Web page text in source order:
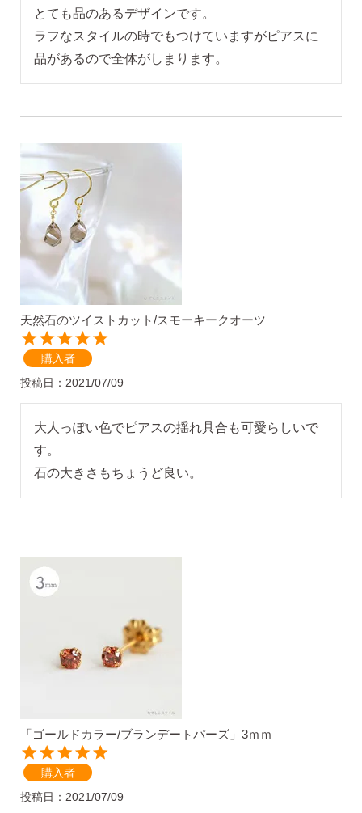
揺れるスタッドピアス
揺れるフックピアス
バックキャッチ
ピアスチャーム
予備の替えキャッチ・ケア用品
全ての商品を見る
ピアスの大きさで選ぶ
色で選ぶ
誕生石で選ぶ
とても品のあるデザインです。
ラフなスタイルの時でもつけていますがピアスに
品があるので全体がしまります。
天然石のツイストカット/スモーキークオーツ
購入者
投稿日
2021/07/09
大人っぽい色でピアスの揺れ具合も可愛らしいで
す。
石の大きさもちょうど良い。
「ゴールドカラー/ブランデートパーズ」3ｍｍ
購入者
投稿日
2021/07/09